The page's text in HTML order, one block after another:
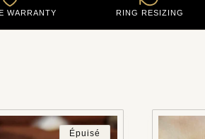
WARRANTY RING RESIZING
Épuisé